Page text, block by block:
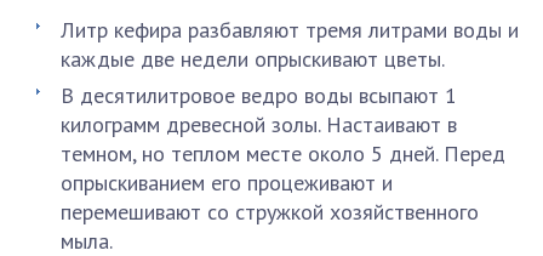
Литр кефира разбавляют тремя литрами воды и
каждые две недели опрыскивают цветы.
В десятилитровое ведро воды всыпают 1
килограмм древесной золы. Настаивают в
темном, но теплом месте около 5 дней. Перед
опрыскиванием его процеживают и
перемешивают со стружкой хозяйственного
мыла.